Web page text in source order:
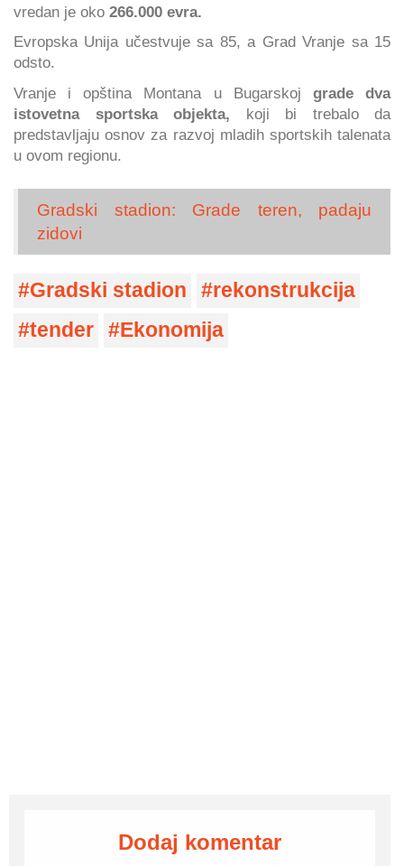
vredan je oko 266.000 evra.
Evropska Unija učestvuje sa 85, a Grad Vranje sa 15
odsto.
Vranje i opština Montana u Bugarskoj grade dva
istovetna sportska objekta, koji bi trebalo da
predstavljaju osnov za razvoj mladih sportskih talenata
u ovom regionu.
Gradski stadion: Grade teren, padaju
zidovi
Gradski stadion
rekonstrukcija
tender
Ekonomija
Dodaj komentar